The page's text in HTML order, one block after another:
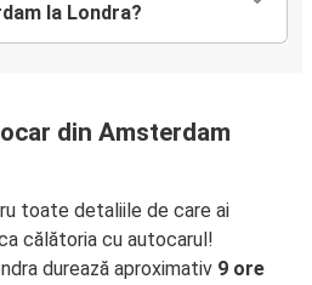
la Londra?
din Amsterdam
toate detaliile de care ai
călătoria cu autocarul!
durează aproximativ 9 ore